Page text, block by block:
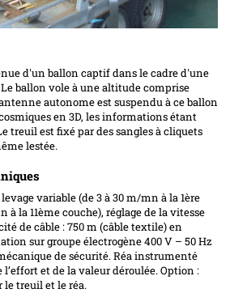
d'un ballon captif dans le cadre d'une
ballon vole à une altitude comprise
autonome est suspendu à ce ballon
en 3D, les informations étant
treuil est fixé par des sangles à cliquets
lestée.
variable (de 3 à 30 m/mn à la 1ère
à la 11ème couche), réglage de la vitesse
de câble : 750 m (câble textile) en
sur groupe électrogène 400 V – 50 Hz
de sécurité. Réa instrumenté
et de la valeur déroulée. Option :
le treuil et le réa.